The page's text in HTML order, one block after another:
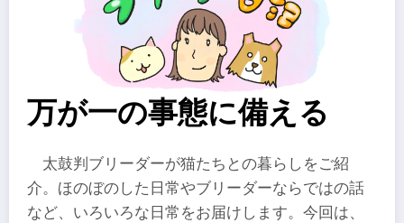
万が一の事態に備える
太鼓判ブリーダーが猫たちとの暮らしをご紹
介。ほのぼのした日常やブリーダーならではの話
など、いろいろな日常をお届けします。今回は、